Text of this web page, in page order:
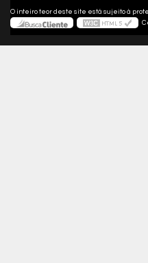
O inteiro teor deste site está sujeito à